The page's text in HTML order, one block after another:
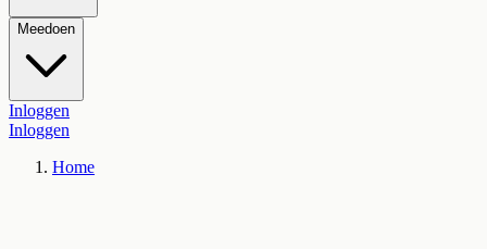
Meedoen
Inloggen
Inloggen
Home